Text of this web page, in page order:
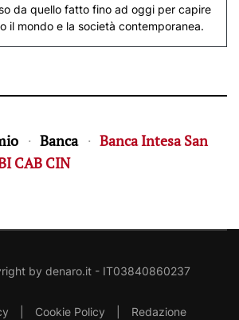
da quello fatto fino ad oggi per capire
il mondo e la società contemporanea.
Banca
Banca Intesa San
CAB CIN
by denaro.it- IT03840860237
Cookie Policy Redazione